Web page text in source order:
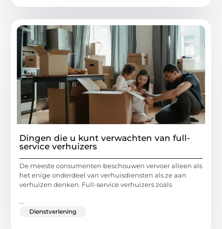
Dingen die u kunt verwachten van full-
service verhuizers
De meeste consumenten beschouwen vervoer alleen als
het enige onderdeel van verhuisdiensten als ze aan
verhuizen denken. Full-service verhuizers zoals
...
Dienstverlening